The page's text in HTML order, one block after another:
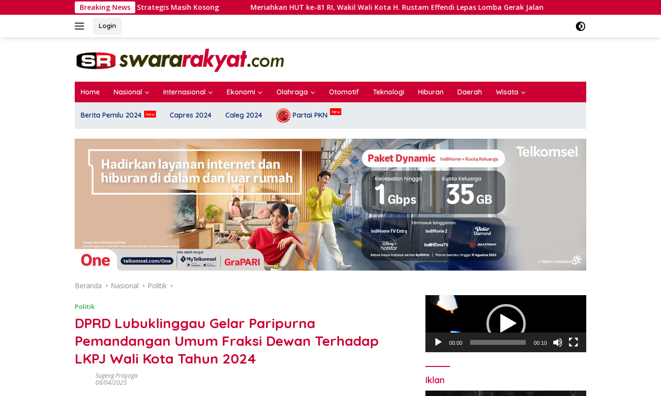
ke
Breaking News
Kursi Strategis Masih Kosong Meriahkan HUT ke-81 RI, Wakil Wali Kota H. Rustam Effendi Lepas Lomba Gerak Jalan
Login
Home Nasional Internasional Ekonomi Olahraga Otomotif Teknologi Hiburan Daerah Wisata
Berita Pemilu 2024 Capres 2024 Caleg 2024 Partai PKN
Beranda Nasional Politik
Politik
DPRD Lubuklinggau Gelar Paripurna
Pemandangan Umum Fraksi Dewan Terhadap
LKPJ Wali Kota Tahun 2024
Sugeng Prayoga
08/04/2025
Pemutar
Video
00:00 00:10
Iklan